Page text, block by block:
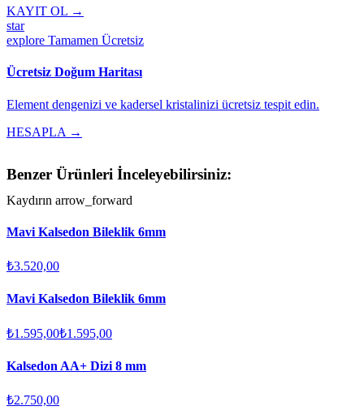
KAYIT OL →
star
explore Tamamen Ücretsiz
Ücretsiz Doğum Haritası
Element dengenizi ve kadersel kristalinizi ücretsiz tespit edin.
HESAPLA →
Benzer Ürünleri İnceleyebilirsiniz:
Kaydırın arrow_forward
Mavi Kalsedon Bileklik 6mm
₺3.520,00
Mavi Kalsedon Bileklik 6mm
₺1.595,00₺1.595,00
Kalsedon AA+ Dizi 8 mm
₺2.750,00